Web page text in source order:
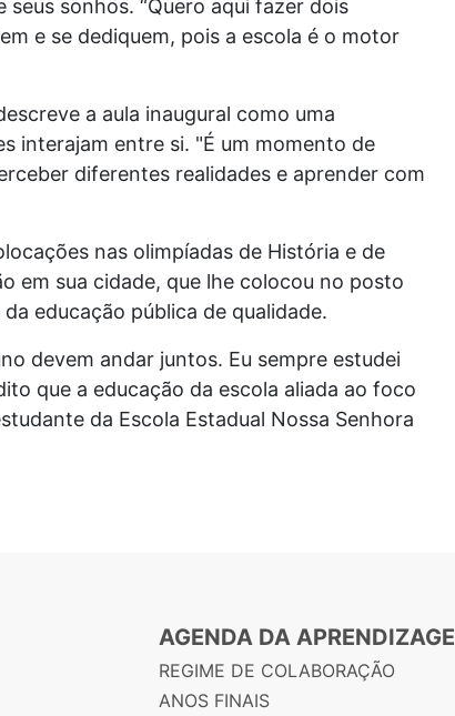
sonhos. “Quero aqui fazer dois
e se dediquem, pois a escola é o motor
a aula inaugural como uma
interajam entre si. "É um momento de
diferentes realidades e aprender com
nas olimpíadas de História e de
em sua cidade, que lhe colocou no posto
educação pública de qualidade.
devem andar juntos. Eu sempre estudei
que a educação da escola aliada ao foco
da Escola Estadual Nossa Senhora
AGENDA DA
REGIME DE COLABORAÇÃO
ANOS FINAIS